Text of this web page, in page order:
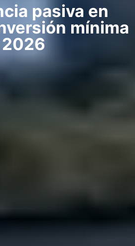
pasiva en
mínima
2026